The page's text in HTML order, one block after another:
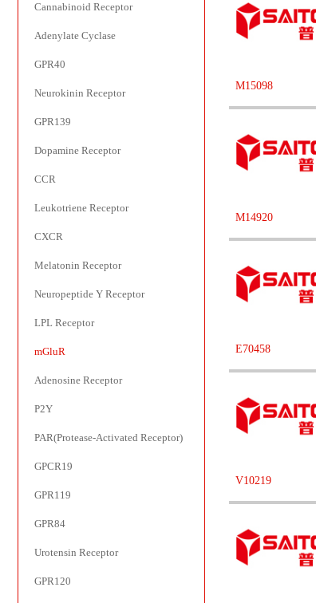
Cannabinoid Receptor
Adenylate Cyclase
GPR40
Neurokinin Receptor
GPR139
Dopamine Receptor
CCR
Leukotriene Receptor
CXCR
Melatonin Receptor
Neuropeptide Y Receptor
LPL Receptor
mGluR
Adenosine Receptor
P2Y
PAR(Protease-Activated Receptor)
GPCR19
GPR119
GPR84
Urotensin Receptor
GPR120
M15098
M14920
E70458
V10219